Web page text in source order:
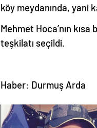
köy meydanında, yani
Mehmet Hoca’nın
teşkilatı seçildi.
Haber: Durmuş Arda